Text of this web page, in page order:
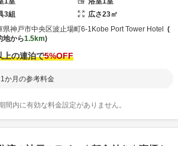
3組 広さ23㎡
県神戸市中央区波止場町6-1 Kobe Port Tower Hotel
地から1.5km
上の連泊で5%OFF
か月の参考料金
間内に有効な料金設定がありません。